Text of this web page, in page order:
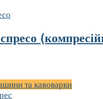
та кавоварки